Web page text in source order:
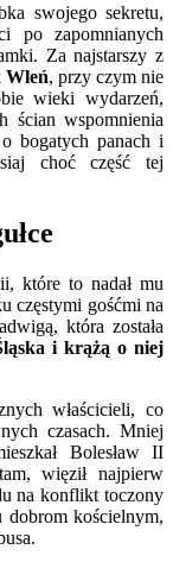
swojego sekretu,
po zapomnianych
Za najstarszy z
Wleń, przy czym nie
wieki wydarzeń,
ścian wspomnienia
bogatych panach i
choć część tej
które to nadał mu
częstymi gośćmi na
która została
i krążą o niej
właścicieli, co
czasach. Mniej
Bolesław II
więził najpierw
na konflikt toczony
kościelnym,